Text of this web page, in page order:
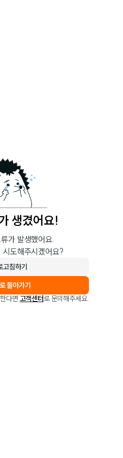
생겼어요!
가 발생했어요.
시도해주시겠어요?
고침하기
돌아가기
다면 고객센터로 문의해주세요.